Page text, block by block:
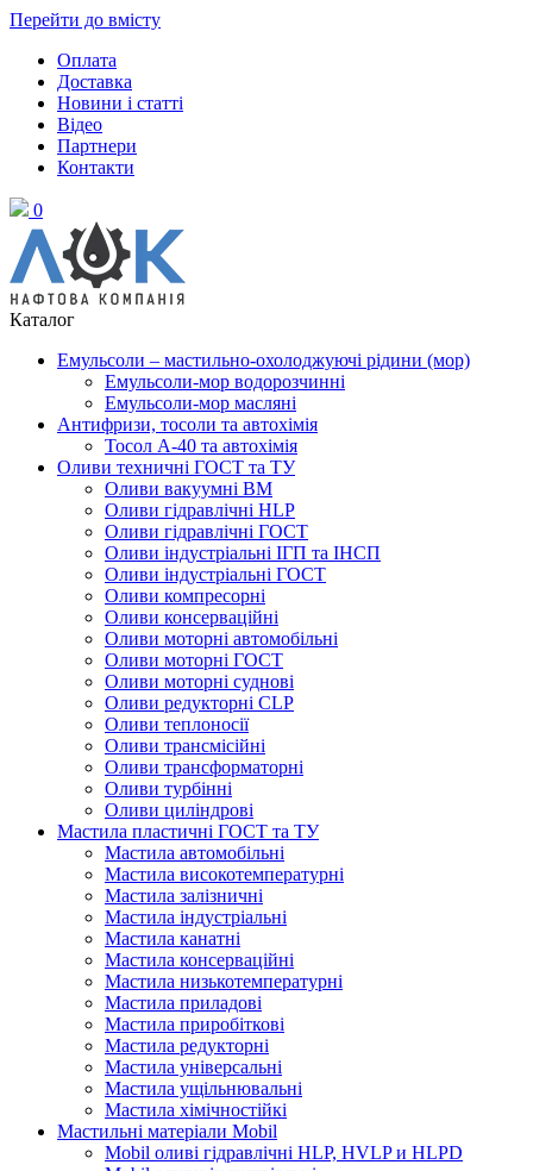
Перейти до вмісту
Оплата
Доставка
Новини і статті
Відео
Партнери
Контакти
0
Каталог
Емульсоли – мастильно-охолоджуючі рідини (мор)
Емульсоли-мор водорозчинні
Емульсоли-мор масляні
Антифризи, тосоли та автохімія
Тосол А-40 та автохімія
Оливи техничні ГОСТ та ТУ
Оливи вакуумні ВМ
Оливи гідравлічні HLP
Оливи гідравлічні ГОСТ
Оливи індустріальні ІГП та ІНСП
Оливи індустріальні ГОСТ
Оливи компресорні
Оливи консерваційні
Оливи моторні автомобільні
Оливи моторні ГОСТ
Оливи моторні суднові
Оливи редукторні CLP
Оливи теплоносії
Оливи трансмісійні
Оливи трансформаторні
Оливи турбінні
Оливи циліндрові
Мастила пластичні ГОСТ та ТУ
Мастила автомобільні
Мастила високотемпературні
Мастила залізничні
Мастила індустріальні
Мастила канатні
Мастила консерваційні
Мастила низькотемпературні
Мастила приладові
Мастила приробіткові
Мастила редукторні
Мастила універсальні
Мастила ущільнювальні
Мастила хімічностійкі
Мастильні матеріали Mobil
Mobil оливі гідравлічні HLP, HVLP и HLPD